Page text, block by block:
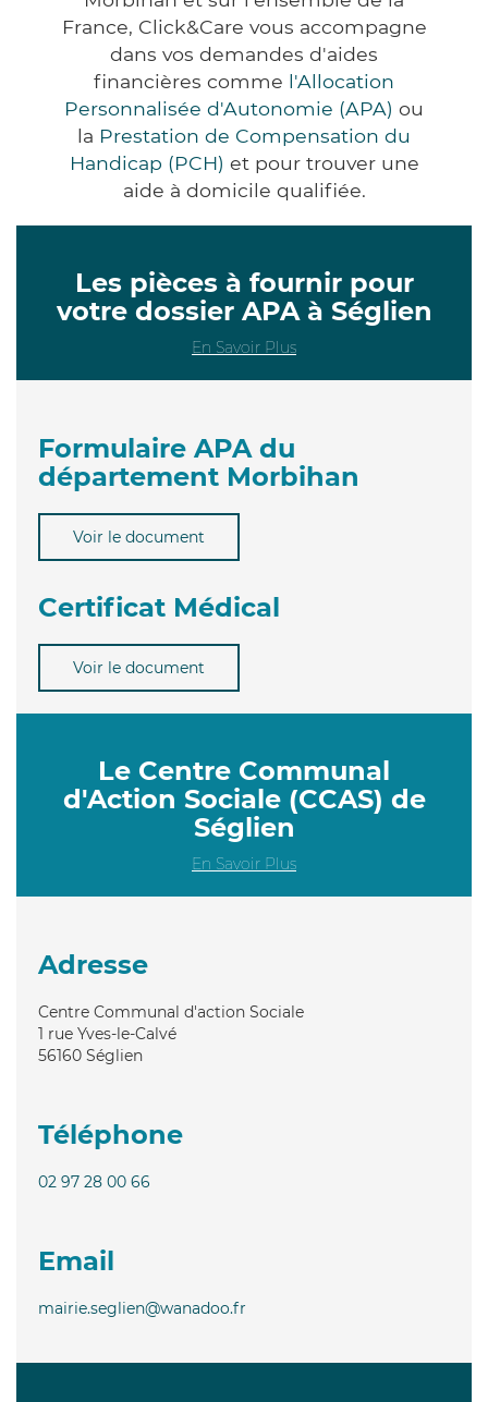
France, Click&Care vous accompagne
dans vos demandes d'aides
financières comme l'Allocation
Personnalisée d'Autonomie (APA) ou
la Prestation de Compensation du
Handicap (PCH) et pour trouver une
aide à domicile qualifiée.
Les pièces à fournir pour
votre dossier APA à Séglien
En Savoir Plus
Formulaire APA du
département Morbihan
Voir le document
Certificat Médical
Voir le document
Le Centre Communal
d'Action Sociale (CCAS) de
Séglien
En Savoir Plus
Adresse
Centre Communal d'action Sociale
1 rue Yves-le-Calvé
56160 Séglien
Téléphone
02 97 28 00 66
Email
mairie.seglien@wanadoo.fr